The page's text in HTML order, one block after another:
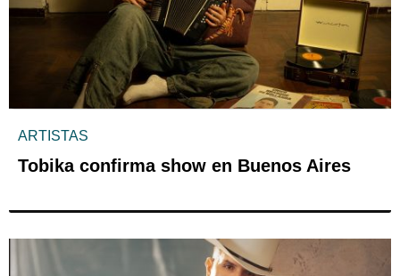
ARTISTAS
Tobika confirma show en Buenos Aires